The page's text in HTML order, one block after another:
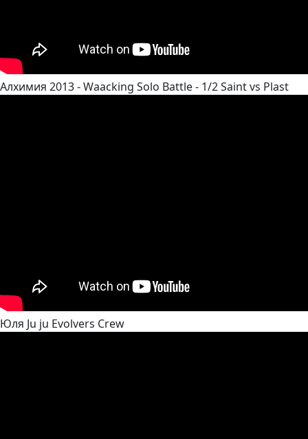
Алхимия 2013 - Waacking Solo Battle - 1/2 Saint vs Plast
Юля Ju ju Evolvers Crew